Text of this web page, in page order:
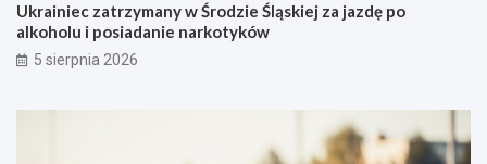
Ukrainiec zatrzymany w Środzie Śląskiej za jazdę po
alkoholu i posiadanie narkotyków
5 sierpnia 2026